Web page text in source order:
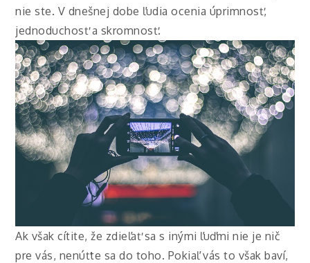
nie ste. V dnešnej dobe ľudia ocenia úprimnosť,
jednoduchosť a skromnosť.
Ak však cítite, že zdieľať sa s inými ľuďmi nie je nič
pre vás, nenúťte sa do toho. Pokiaľ vás to však baví,